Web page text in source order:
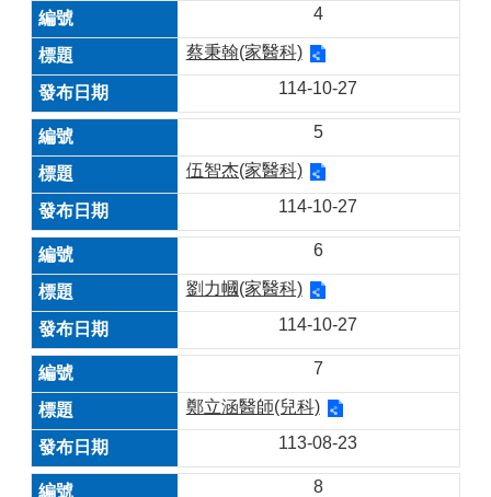
4
蔡秉翰(家醫科)
114-10-27
5
伍智杰(家醫科)
114-10-27
6
劉力幗(家醫科)
114-10-27
7
鄭立涵醫師(兒科)
113-08-23
8